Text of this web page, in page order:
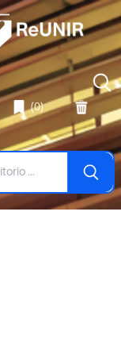
(0)